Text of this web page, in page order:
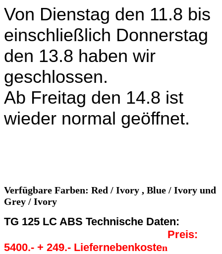
Von Dienstag den 11.8 bis
einschließlich Donnerstag
den 13.8 haben wir
geschlossen.
Ab Freitag den 14.8 ist
wieder normal geöffnet.
Verfügbare Farben: Red / Ivory , Blue / Ivory und
Grey / Ivory
TG 125 LC ABS Technische Daten:
Preis:
5400.- + 249.- Liefernebenkosten